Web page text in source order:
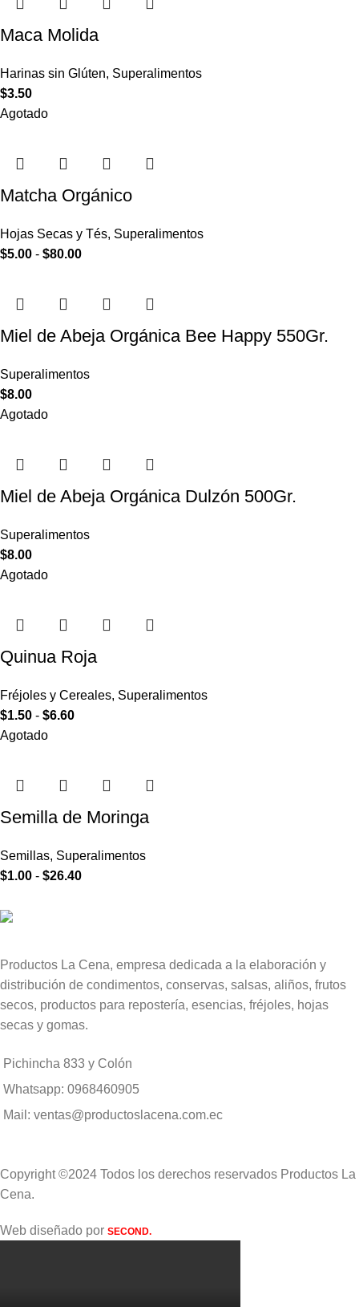
Maca Molida
Harinas sin Glúten, Superalimentos
$3.50
Agotado
Matcha Orgánico
Hojas Secas y Tés, Superalimentos
$5.00 - $80.00
Miel de Abeja Orgánica Bee Happy 550Gr.
Superalimentos
$8.00
Agotado
Miel de Abeja Orgánica Dulzón 500Gr.
Superalimentos
$8.00
Agotado
Quinua Roja
Fréjoles y Cereales, Superalimentos
$1.50 - $6.60
Agotado
Semilla de Moringa
Semillas, Superalimentos
$1.00 - $26.40
Productos La Cena, empresa dedicada a la elaboración y
distribución de condimentos, conservas, salsas, aliños, frutos
secos, productos para repostería, esencias, fréjoles, hojas
secas y gomas.
Pichincha 833 y Colón
Whatsapp: 0968460905
Mail: ventas@productoslacena.com.ec
Copyright ©2024 Todos los derechos reservados Productos La
Cena.
Web diseñado por SECOND.